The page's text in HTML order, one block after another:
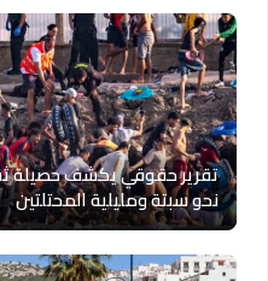
تقرير حقوقي يكشف حصيلة
نحو سبتة ومليلية المحتلتين